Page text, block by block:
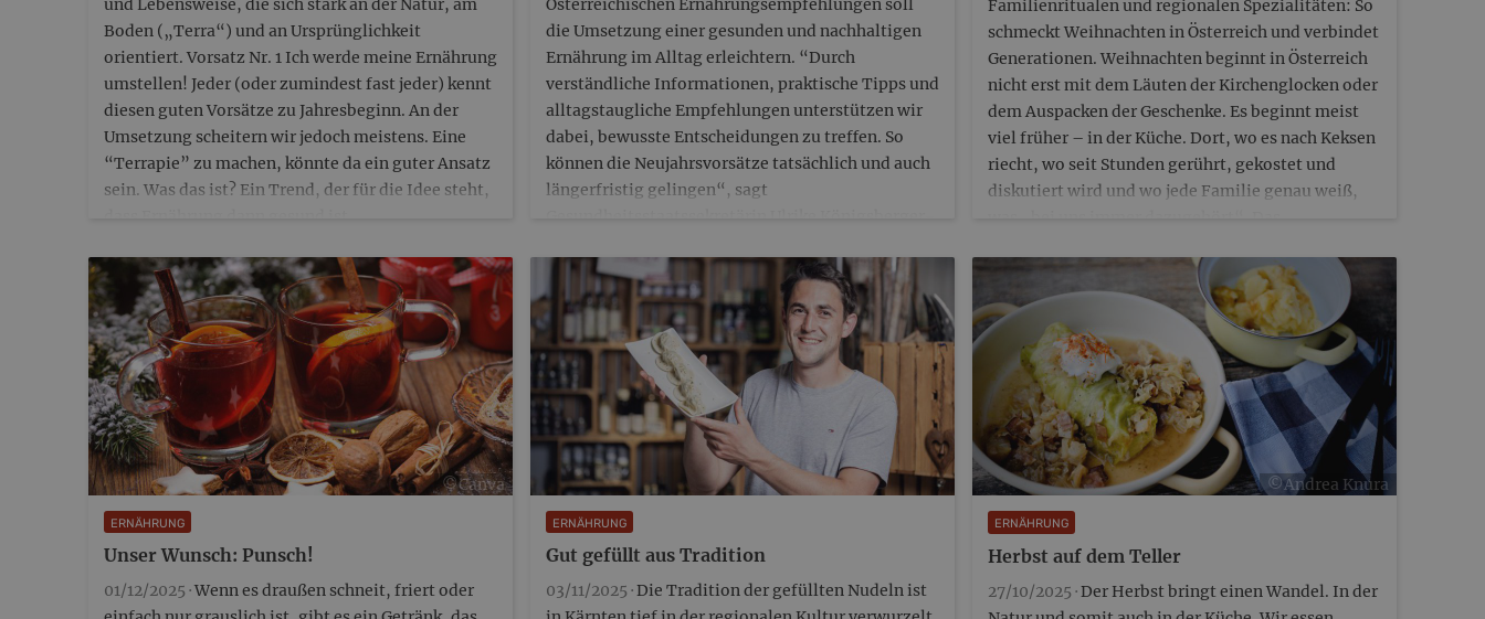
und Lebensweise, die sich stark an der Natur, am
Boden („Terra“) und an Ursprünglichkeit
orientiert. Vorsatz Nr. 1 Ich werde meine Ernährung
umstellen! Jeder (oder zumindest fast jeder) kennt
diesen guten Vorsätze zu Jahresbeginn. An der
Umsetzung scheitern wir jedoch meistens. Eine
“Terrapie” zu machen, könnte da ein guter Ansatz
sein. Was das ist? Ein Trend, der für die Idee steht,
Österreichischen Ernährungsempfehlungen soll
die Umsetzung einer gesunden und nachhaltigen
Ernährung im Alltag erleichtern. “Durch
verständliche Informationen, praktische Tipps und
alltagstaugliche Empfehlungen unterstützen wir
dabei, bewusste Entscheidungen zu treffen. So
können die Neujahrsvorsätze tatsächlich und auch
längerfristig gelingen“, sagt
finden Interessierte viele Informationen zu einer
ausgewogenen, bedarfsgerechten und
nachhaltigen Ernährung. Zahlreiche Rezepte für
jede Jahreszeit bieten die Möglichkeit, die
Ernährungs-Theorie in…
Familienritualen und regionalen Spezialitäten: So
schmeckt Weihnachten in Österreich und verbindet
Generationen. Weihnachten beginnt in Österreich
nicht erst mit dem Läuten der Kirchenglocken oder
dem Auspacken der Geschenke. Es beginnt meist
viel früher – in der Küche. Dort, wo es nach Keksen
riecht, wo seit Stunden gerührt, gekostet und
diskutiert wird und wo jede Familie genau weiß,
Nebenschauplatz,…
©️Canva
ERNÄHRUNG
Unser Wunsch: Punsch!
01/12/2025 ·Wenn es draußen schneit, friert oder
ERNÄHRUNG
Gut gefüllt aus Tradition
03/11/2025 ·Die Tradition der gefüllten Nudeln ist
©Andrea Knura
ERNÄHRUNG
Herbst auf dem Teller
27/10/2025 ·Der Herbst bringt einen Wandel. In der